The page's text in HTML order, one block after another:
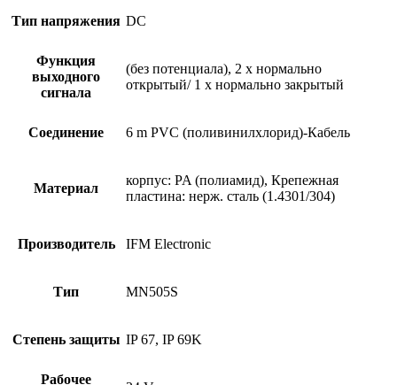
Тип напряжения DC
Функция
выходного
сигнала
(без потенциала), 2 x нормально
открытый/ 1 x нормально закрытый
Соединение 6 m PVC (поливинилхлорид)-Кабель
Материал
корпус: PA (полиамид), Крепежная
пластина: нерж. сталь (1.4301/304)
Производитель IFM Electronic
Тип MN505S
Степень защиты IP 67, IP 69K
Рабочее